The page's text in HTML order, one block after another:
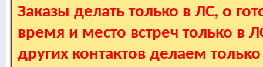
Заказы делать только в ЛС, о
время и место встреч только в
других контактов делаем